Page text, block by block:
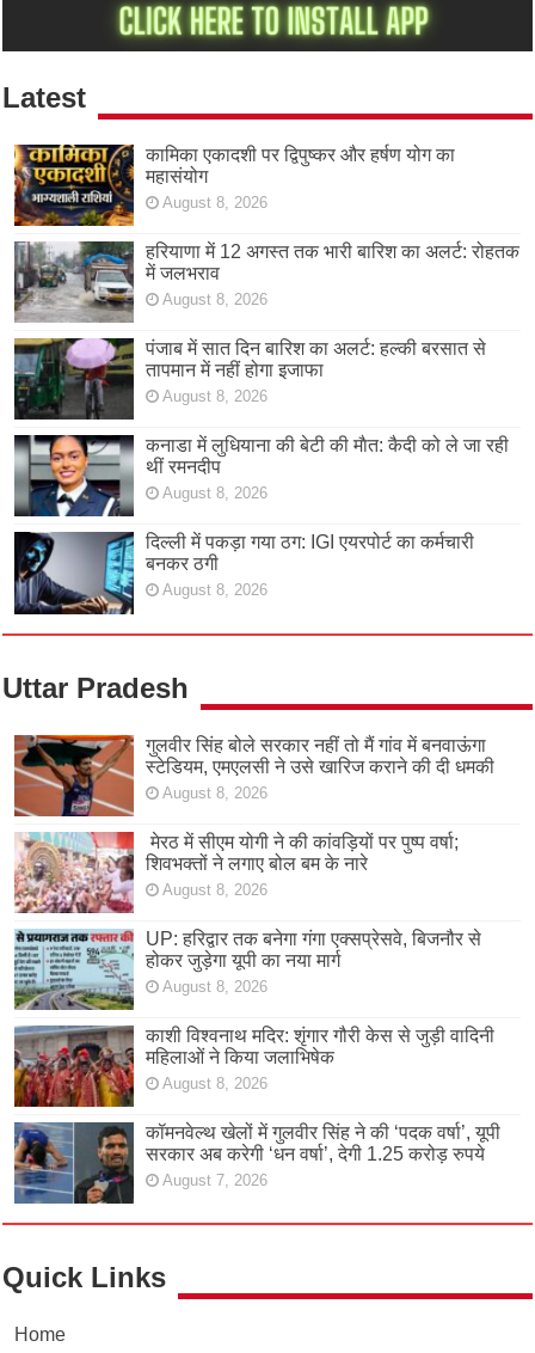
Latest
कामिका एकादशी पर द्विपुष्कर और हर्षण योग का
महासंयोग
August 8, 2026
हरियाणा में 12 अगस्त तक भारी बारिश का अलर्ट: रोहतक
में जलभराव
August 8, 2026
पंजाब में सात दिन बारिश का अलर्ट: हल्की बरसात से
तापमान में नहीं होगा इजाफा
August 8, 2026
कनाडा में लुधियाना की बेटी की माैत: कैदी को ले जा रही
थीं रमनदीप
August 8, 2026
दिल्ली में पकड़ा गया ठग: IGI एयरपोर्ट का कर्मचारी
बनकर ठगी
August 8, 2026
Uttar Pradesh
गुलवीर सिंह बोले सरकार नहीं तो मैं गांव में बनवाऊंगा
स्टेडियम, एमएलसी ने उसे खारिज कराने की दी धमकी
August 8, 2026
मेरठ में सीएम योगी ने की कांवड़ियों पर पुष्प वर्षा;
शिवभक्तों ने लगाए बोल बम के नारे
August 8, 2026
UP: हरिद्वार तक बनेगा गंगा एक्सप्रेसवे, बिजनौर से
होकर जुड़ेगा यूपी का नया मार्ग
August 8, 2026
काशी विश्वनाथ मदिर: शृंगार गौरी केस से जुड़ी वादिनी
महिलाओं ने किया जलाभिषेक
August 8, 2026
कॉमनवेल्थ खेलों में गुलवीर सिंह ने की ‘पदक वर्षा’, यूपी
सरकार अब करेगी ‘धन वर्षा’, देगी 1.25 करोड़ रुपये
August 7, 2026
Quick Links
Home